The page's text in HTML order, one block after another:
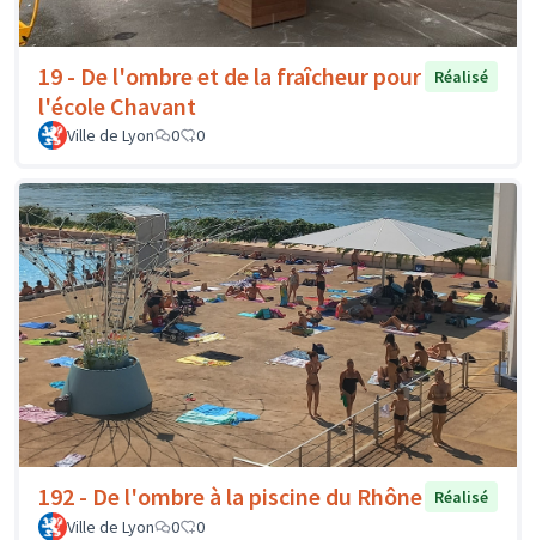
19 - De l'ombre et de la fraîcheur pour
l'école Chavant
Réalisé
Ville de Lyon 0 0
192 - De l'ombre à la piscine du Rhône
Réalisé
Ville de Lyon
0 0